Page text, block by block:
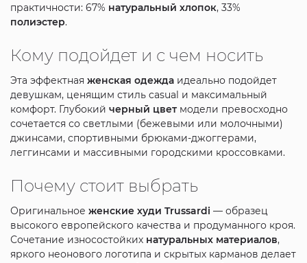
практичности: 67% натуральный хлопок, 33%
полиэстер.
Кому подойдет и с чем носить
Эта эффектная женская одеждаидеально подойдет
девушкам, ценящим стиль casual и максимальный
комфорт. Глубокий черный цветмодели превосходно
сочетается со светлыми (бежевыми или молочными)
джинсами, спортивными брюками-джоггерами,
леггинсами и массивными городскими кроссовками.
Почему стоит выбрать
Оригинальное женские худи Trussardi — образец
высокого европейского качества и продуманного кроя.
Сочетание износостойких натуральных материалов,
яркого неонового логотипа и скрытых карманов делает